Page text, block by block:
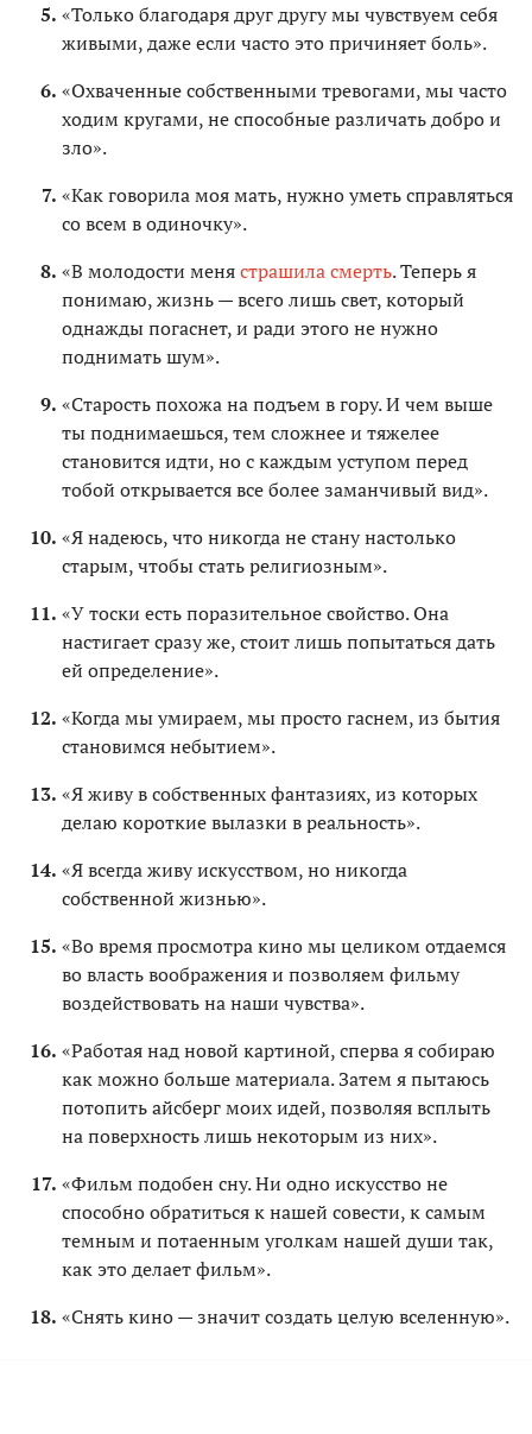
«Только благодаря друг другу мы чувствуем себя
живыми, даже если часто это причиняет боль».
«Охваченные собственными тревогами, мы часто
ходим кругами, не способные различать добро и
зло».
«Как говорила моя мать, нужно уметь справляться
со всем в одиночку».
«В молодости менястрашила смерть. Теперь я
понимаю, жизнь — всего лишь свет, который
однажды погаснет, и ради этого не нужно
поднимать шум».
«Старость похожа на подъем в гору. И чем выше
ты поднимаешься, тем сложнее и тяжелее
становится идти, но с каждым уступом перед
тобой открывается все более заманчивый вид».
«Я надеюсь, что никогда не стану настолько
старым, чтобы стать религиозным».
«У тоски есть поразительное свойство. Она
настигает сразу же, стоит лишь попытаться дать
ей определение».
«Когда мы умираем, мы просто гаснем, из бытия
становимся небытием».
«Я живу в собственных фантазиях, из которых
делаю короткие вылазки в реальность».
«Я всегда живу искусством, но никогда
собственной жизнью».
«Во время просмотра кино мы целиком отдаемся
во власть воображения и позволяем фильму
воздействовать на наши чувства».
«Работая над новой картиной, сперва я собираю
как можно больше материала. Затем я пытаюсь
потопить айсберг моих идей, позволяя всплыть
на поверхность лишь некоторым из них».
«Фильм подобен сну. Ни одно искусство не
способно обратиться к нашей совести, к самым
темным и потаенным уголкам нашей души так,
как это делает фильм».
«Снять кино — значит создать целую вселенную».